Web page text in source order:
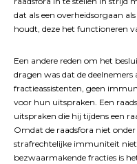
dat als een overheidsorgaan
houdt, deze het functioneren
Een andere reden om het
dragen was dat de deelnemers
fractieassistenten, geen
voor hun uitspraken. Een
uitspraken die hij tijdens een
Omdat de raadsfora niet
strafrechtelijke immuniteit niet
bezwaarmakende fracties is